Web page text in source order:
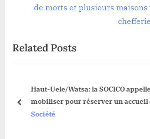
l’article
u
s
s
P
o
de morts et plusieurs maisons
Related Posts
Haut-Uele/Watsa: la SOCICO
mobiliser pour réserver un accueil
ministre nationale des Mines et au
Société
prev